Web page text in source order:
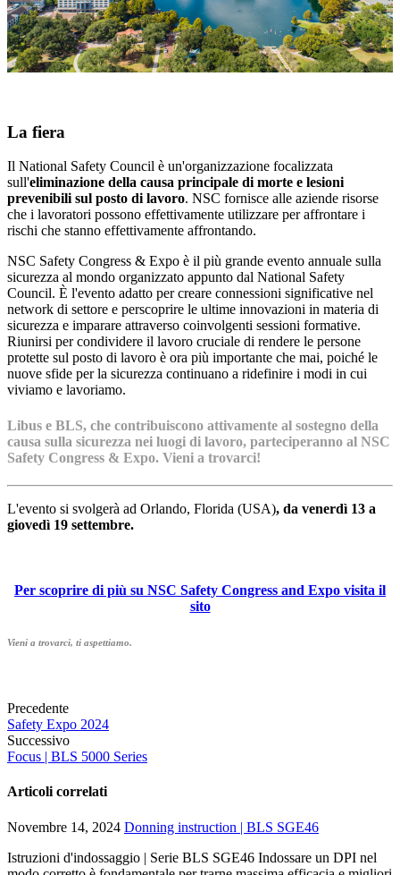
La fiera
Il National Safety Council è un'organizzazione focalizzata
sull'eliminazione della causa principale di morte e lesioni
prevenibili sul posto di lavoro. NSC fornisce alle aziende risorse
che i lavoratori possono effettivamente utilizzare per affrontare i
rischi che stanno effettivamente affrontando.
NSC Safety Congress & Expo è il più grande evento annuale sulla
sicurezza al mondo organizzato appunto dal National Safety
Council. È l'evento adatto per creare connessioni significative nel
network di settore e perscoprire le ultime innovazioni in materia di
sicurezza e imparare attraverso coinvolgenti sessioni formative.
Riunirsi per condividere il lavoro cruciale di rendere le persone
protette sul posto di lavoro è ora più importante che mai, poiché le
nuove sfide per la sicurezza continuano a ridefinire i modi in cui
viviamo e lavoriamo.
Libus e BLS, che contribuiscono attivamente al sostegno della
causa sulla sicurezza nei luogi di lavoro, parteciperanno al NSC
Safety Congress & Expo. Vieni a trovarci!
L'evento si svolgerà ad Orlando, Florida (USA), da venerdì 13 a
giovedì 19 settembre.
Per scoprire di più su NSC Safety Congress and Expo visita il
sito
Vieni a trovarci, ti aspettiamo.
Precedente
Safety Expo 2024
Successivo
Focus | BLS 5000 Series
Articoli correlati
Novembre 14, 2024 Donning instruction | BLS SGE46
Istruzioni d'indossaggio | Serie BLS SGE46 Indossare un DPI nel